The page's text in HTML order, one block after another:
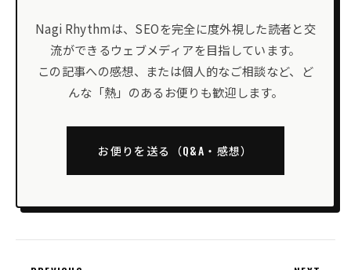
Nagi Rhythmは、SEOを完全に度外視した読者と交
流ができるウェブメディアを目指しています。
この記事への感想、または個人的なご相談など、ど
んな「熱」のあるお便りも歓迎します。
お便りを送る（Q&A・感想）